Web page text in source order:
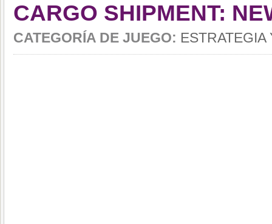
CARGO SHIPMENT:
CATEGORÍA DE JUEGO: